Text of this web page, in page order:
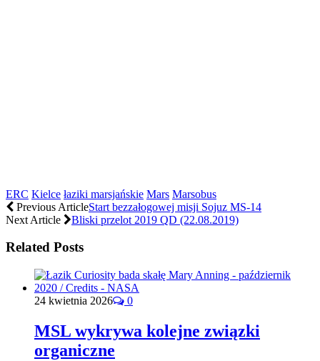
ERC Kielce łaziki marsjańskie Mars Marsobus
Previous ArticleStart bezzałogowej misji Sojuz MS-14
Next Article
Bliski przelot 2019 QD (22.08.2019)
Related Posts
24 kwietnia 2026 0
MSL wykrywa kolejne związki
organiczne